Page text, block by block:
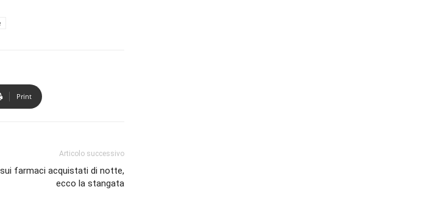
Print
Articolo successivo
farmaci acquistati di notte,
ecco la stangata